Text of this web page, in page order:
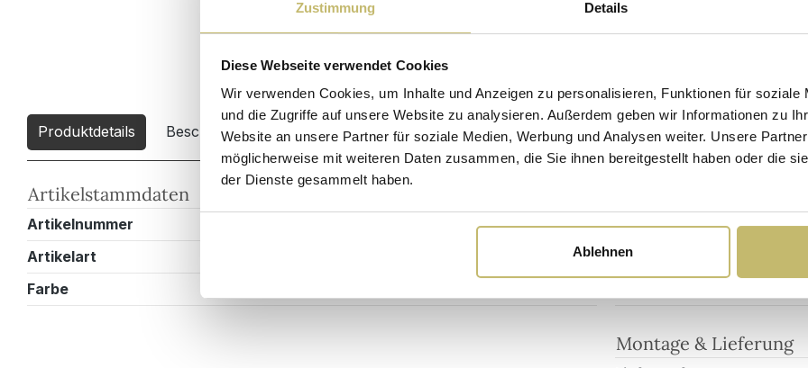
Zustimmung Details
Diese Webseite verwendet Cookies
Wir verwenden Cookies, um Inhalte und Anzeigen zu personalisieren, Funktionen für soziale
und die Zugriffe auf unsere Website zu analysieren. Außerdem geben wir Informationen zu
Website an unsere Partner für soziale Medien, Werbung und Analysen weiter. Unsere
möglicherweise mit weiteren Daten zusammen, die Sie ihnen bereitgestellt haben oder die
der Dienste gesammelt haben.
Ablehnen
Produktdetails Beschreibung Downloads 0 Sicherheits- und Pflegehinweise Versandkosten
Artikelstammdaten
Artikelnummer
Artikelart
Farbe
Breite
Tiefe
Montage & Lieferung